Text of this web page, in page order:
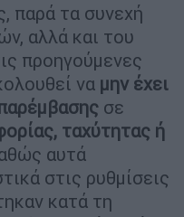
παρά τα συνεχή
αλλά και του
προηγούμενες
να μην έχει
σε
ταχύτητας ή
αυτά
στις ρυθμίσεις
κατά τη